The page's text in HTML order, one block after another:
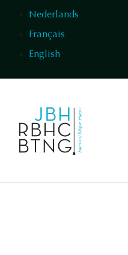
Nederlands
Français
English